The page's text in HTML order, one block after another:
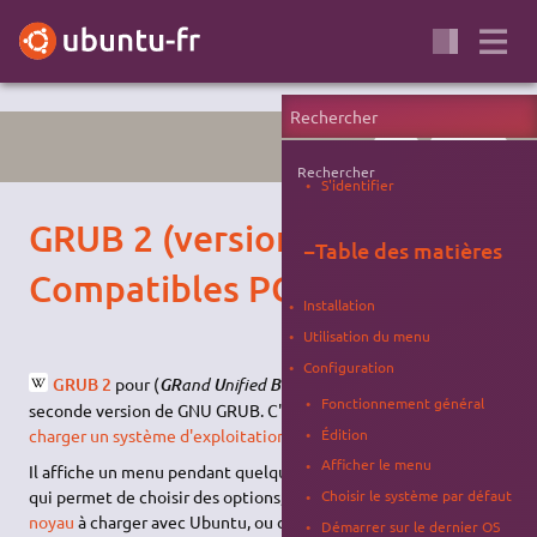
BOOT AMORÇAGE
GRUB 2 (version
Compatibles PC)
GRUB 2 pour (GRandUnifiedBootloader, version 2
seconde version de GNU GRUB. C'est un logiciel permettant de
charger un système d'exploitation
Il affiche un menu pendant quelques secondes au démarrage,
qui permet de choisir des options, une version particulière du
noyau à charger avec Ubuntu, ou de sélectionner le système à
Rechercher
S'identifier
−Table des matières
Installation
Utilisation du menu
Configuration
Fonctionnement général
Édition
Afficher le menu
Choisir le système par défaut
Démarrer sur le dernier OS